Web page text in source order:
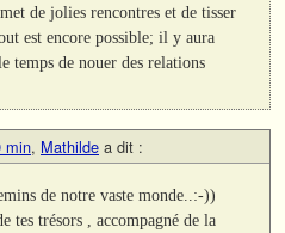
de jolies rencontres et de tisser
est encore possible; il y aura
temps de nouer des relations
min, Mathilde a dit :
de notre vaste monde..:-))
tes trésors , accompagné de la